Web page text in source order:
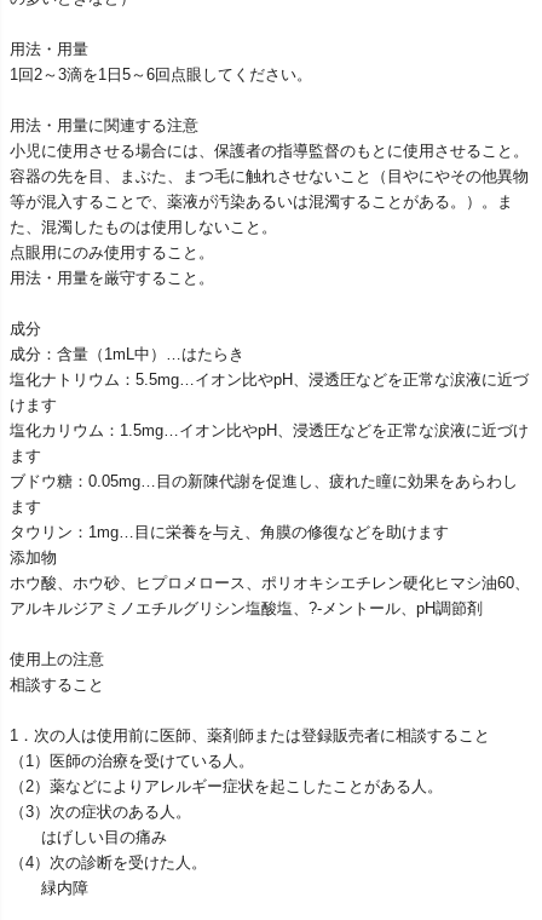
用法・用量
1回2～3滴を1日5～6回点眼してください。
用法・用量に関連する注意
小児に使用させる場合には、保護者の指導監督のもとに使用させること。
容器の先を目、まぶた、まつ毛に触れさせないこと（目やにやその他異物
等が混入することで、薬液が汚染あるいは混濁することがある。）。ま
た、混濁したものは使用しないこと。
点眼用にのみ使用すること。
用法・用量を厳守すること。
成分
成分：含量（1mL中）…はたらき
塩化ナトリウム：5.5mg…イオン比やpH、浸透圧などを正常な涙液に近づ
けます
塩化カリウム：1.5mg…イオン比やpH、浸透圧などを正常な涙液に近づけ
ます
ブドウ糖：0.05mg…目の新陳代謝を促進し、疲れた瞳に効果をあらわし
ます
タウリン：1mg…目に栄養を与え、角膜の修復などを助けます
添加物
ホウ酸、ホウ砂、ヒプロメロース、ポリオキシエチレン硬化ヒマシ油60、
アルキルジアミノエチルグリシン塩酸塩、?‐メントール、pH調節剤
使用上の注意
相談すること
1．次の人は使用前に医師、薬剤師または登録販売者に相談すること
（1）医師の治療を受けている人。
（2）薬などによりアレルギー症状を起こしたことがある人。
（3）次の症状のある人。
はげしい目の痛み
（4）次の診断を受けた人。
緑内障